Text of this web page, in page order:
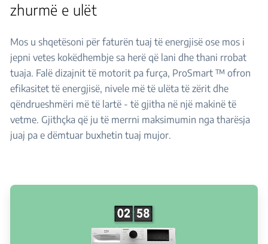
zhurmë e ulët
Mos u shqetësoni për faturën tuaj të energjisë ose mos i
jepni vetes kokëdhembje sa herë që lani dhe thani rrobat
tuaja. Falë dizajnit të motorit pa furça, ProSmart ™ ofron
efikasitet të energjisë, nivele më të ulëta të zërit dhe
qëndrueshmëri më të lartë - të gjitha në një makinë të
vetme. Gjithçka që ju të merrni maksimumin nga tharësja
juaj pa e dëmtuar buxhetin tuaj mujor.